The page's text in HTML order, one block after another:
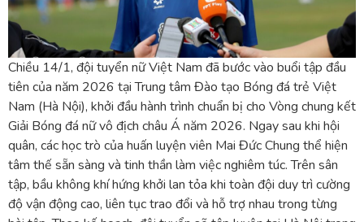
Chiều 14/1, đội tuyển nữ Việt Nam đã bước vào buổi tập đầu
tiên của năm 2026 tại Trung tâm Đào tạo Bóng đá trẻ Việt
Nam (Hà Nội), khởi đầu hành trình chuẩn bị cho Vòng chung kết
Giải Bóng đá nữ vô địch châu Á năm 2026. Ngay sau khi hội
quân, các học trò của huấn luyện viên Mai Đức Chung thể hiện
tâm thế sẵn sàng và tinh thần làm việc nghiêm túc. Trên sân
tập, bầu không khí hứng khởi lan tỏa khi toàn đội duy trì cường
độ vận động cao, liên tục trao đổi và hỗ trợ nhau trong từng